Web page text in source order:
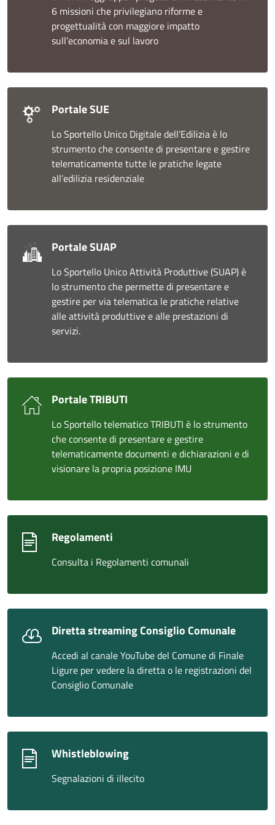
6 missioni che privilegiano riforme e
progettualità con maggiore impatto
sull’economia e sul lavoro
Portale SUE
Lo Sportello Unico Digitale dell’Edilizia è lo
strumento che consente di presentare e gestire
telematicamente tutte le pratiche legate
all’edilizia residenziale
Portale SUAP
Lo Sportello Unico Attività Produttive (SUAP) è
lo strumento che permette di presentare e
gestire per via telematica le pratiche relative
alle attività produttive e alle prestazioni di
servizi.
Portale TRIBUTI
Lo Sportello telematico TRIBUTI è lo strumento
che consente di presentare e gestire
telematicamente documenti e dichiarazioni e di
visionare la propria posizione IMU
Regolamenti
Consulta i Regolamenti comunali
Diretta streaming Consiglio Comunale
Accedi al canale YouTube del Comune di Finale
Ligure per vedere la diretta o le registrazioni del
Consiglio Comunale
Whistleblowing
Segnalazioni di illecito